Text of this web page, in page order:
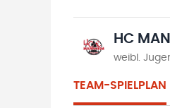
HC
weibl.
TEAM-SPIELPLAN